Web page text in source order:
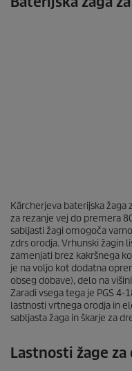
s
e
c
o
n
d
s
o
f
0
s
Kärcherjeva baterijska žaga
za rezanje vej do premera
sabljasti žagi omogoča
zdrs orodja. Vrhunski žagin
zamenjati brez kakršnega
je na voljo kot dodatna
obseg dobave), delo na
Zaradi vsega tega je PGS
lastnosti vrtnega orodja in
sabljasta žaga in škarje za
Lastnosti žage za